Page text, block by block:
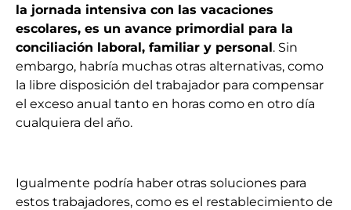
la jornada intensiva con las vacaciones
escolares, es un avance primordial para la
conciliación laboral, familiar y personal. Sin
embargo, habría muchas otras alternativas, como
la libre disposición del trabajador para compensar
el exceso anual tanto en horas como en otro día
cualquiera del año.
Igualmente podría haber otras soluciones para
estos trabajadores, como es el restablecimiento de